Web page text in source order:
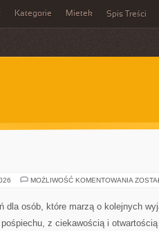
Kategorie Mietek Spis Treści
MOŻLIWOŚĆ KOMENTOWANIA
dla osób, które marzą o kolejnych
z ciekawością i